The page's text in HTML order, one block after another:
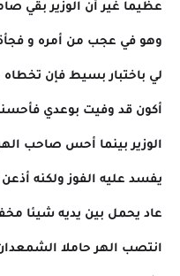
عظيما غير أن الوزير بقي
وهو في عجب من أمره و
لي باختبار بسيط فإن
أكون قد وفيت بوعدي
الوزير بينما أحس صاحب الهر
يفسد عليه الفوز ولكنه
عاد يحمل بين يديه شيئا
انتصب الهر حاملا